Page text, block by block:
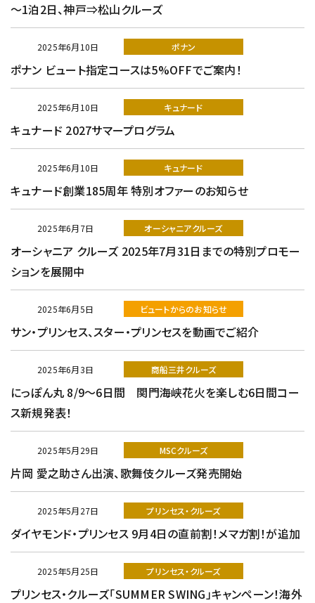
～1泊2日、神戸⇒松山クルーズ
2025年6月10日 ポナン
ポナン ビュート指定コースは5%OFFでご案内！
2025年6月10日 キュナード
キュナード 2027サマープログラム
2025年6月10日 キュナード
キュナード創業185周年 特別オファーのお知らせ
2025年6月7日 オーシャニアクルーズ
オーシャニア クルーズ 2025年7月31日までの特別プロモー
ションを展開中
2025年6月5日 ビュートからのお知らせ
サン・プリンセス、スター・プリンセスを動画でご紹介
2025年6月3日 商船三井クルーズ
にっぽん丸 8/9～6日間 関門海峡花火を楽しむ6日間コー
ス新規発表！
2025年5月29日 MSCクルーズ
片岡 愛之助さん出演、歌舞伎クルーズ発売開始
2025年5月27日 プリンセス・クルーズ
ダイヤモンド・プリンセス 9月4日の直前割！メマガ割！が追加
2025年5月25日 プリンセス・クルーズ
プリンセス・クルーズ「SUMMER SWING」キャンペーン！海外